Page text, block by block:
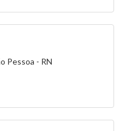
Pessoa - RN